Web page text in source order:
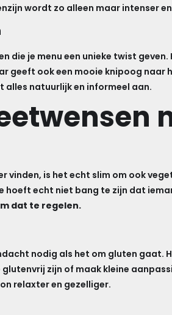
wordt zo alleen maar intenser
die je menu een unieke twist
geeft ook een mooie knipoog naar
natuurlijk en informeel aan.
vinden, is het echt slim om ook
hoeft echt niet bang te zijn dat
dat te regelen.
nodig als het om gluten gaat.
zijn of maak kleine
relaxter en gezelliger.